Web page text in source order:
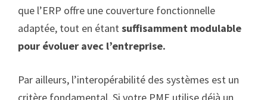
que l’ERP offre une couverture fonctionnelle
adaptée, tout en étantsuffisamment modulable
pour évoluer avec l’entreprise.
Par ailleurs, l’interopérabilité des systèmes est un